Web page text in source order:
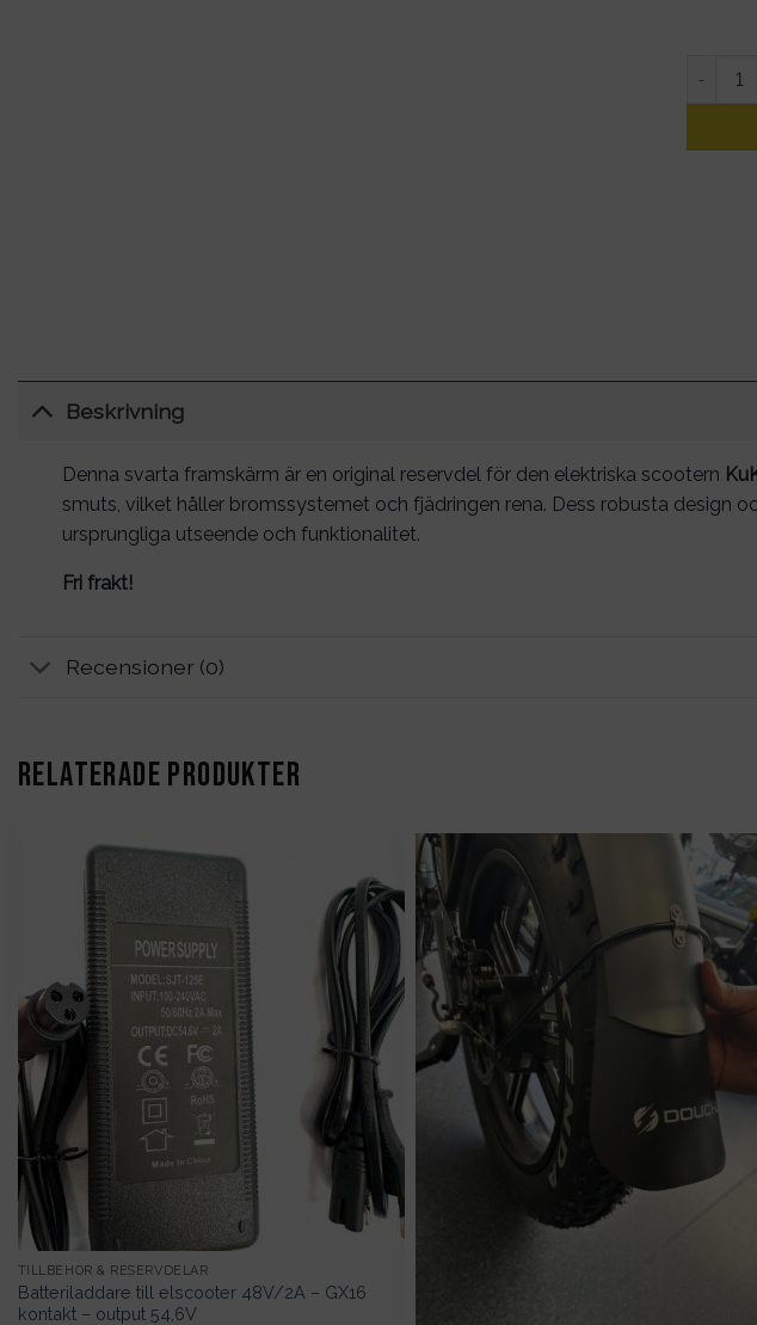
Beskrivning
Denna svarta framskärm är en original reservdel för den elektriska scootern
smuts, vilket håller bromssystemet och fjädringen rena. Dess robusta design
ursprungliga utseende och funktionalitet.
Fri frakt!
Recensioner (0)
RELATERADE PRODUKTER
TILLBEHÖR & RESERVDELAR
Batteriladdare till elscooter 48V/2A – GX16
kontakt – output 54,6V